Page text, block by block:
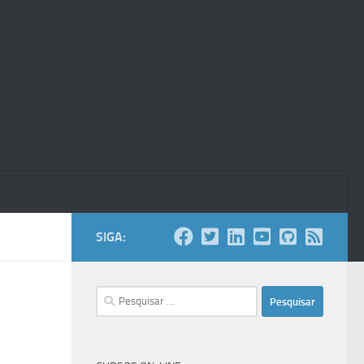
SIGA:
Pesquisar
por: